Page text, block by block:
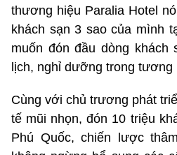
thương hiệu Paralia Hotel
khách sạn 3 sao của mình
muốn đón đầu dòng khách
lịch, nghỉ dưỡng trong tương
Cùng với chủ trương phát
tế mũi nhọn, đón 10 triệu
Phú Quốc, chiến lược